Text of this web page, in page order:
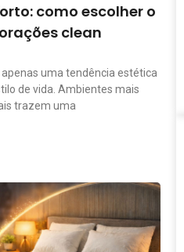
como escolher o
clean
uma tendência estética
de vida. Ambientes mais
trazem uma